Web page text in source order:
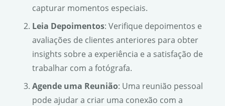
capturar momentos especiais.
Leia Depoimentos: Verifique depoimentos e
avaliações de clientes anteriores para obter
insights sobre a experiência e a satisfação de
trabalhar com a fotógrafa.
Agende uma Reunião: Uma reunião pessoal
pode ajudar a criar uma conexão com a